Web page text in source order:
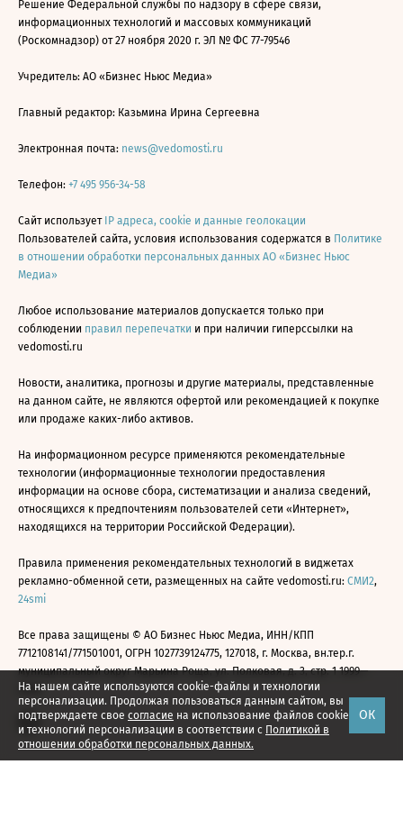
На нашем сайте используются cookie-файлы и технологии
персонализации. Продолжая пользоваться данным сайтом, вы
подтверждаете свое согласие на использование файлов cookie
и технологий персонализации в соответствии с Политикой в
отношении обработки персональных данных.
ОК
Решение Федеральной службы по надзору в сфере связи,
информационных технологий и массовых коммуникаций
(Роскомнадзор) от 27 ноября 2020 г. ЭЛ № ФС 77-79546
Учредитель: АО «Бизнес Ньюс Медиа»
Главный редактор: Казьмина Ирина Сергеевна
Электронная почта: news@vedomosti.ru
Телефон: +7 495 956-34-58
Сайт использует IP адреса, cookie и данные геолокации
Пользователей сайта, условия использования содержатся в Политике
в отношении обработки персональных данных АО «Бизнес Ньюс
Медиа»
Любое использование материалов допускается только при
соблюдении правил перепечатки и при наличии гиперссылки на
vedomosti.ru
Новости, аналитика, прогнозы и другие материалы, представленные
на данном сайте, не являются офертой или рекомендацией к покупке
или продаже каких-либо активов.
На информационном ресурсе применяются рекомендательные
технологии (информационные технологии предоставления
информации на основе сбора, систематизации и анализа сведений,
относящихся к предпочтениям пользователей сети «Интернет»,
находящихся на территории Российской Федерации).
Правила применения рекомендательных технологий в виджетах
рекламно-обменной сети, размещенных на сайте vedomosti.ru: СМИ2,
24smi
Все права защищены © АО Бизнес Ньюс Медиа, ИНН/КПП
7712108141/771501001, ОГРН 1027739124775, 127018, г. Москва, вн.тер.г.
муниципальный округ Марьина Роща, ул. Полковая, д. 3, стр. 1 1999—
2026